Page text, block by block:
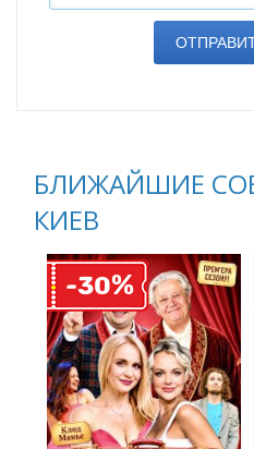
БЛИЖАЙШИЕ
КИЕВ
-30%